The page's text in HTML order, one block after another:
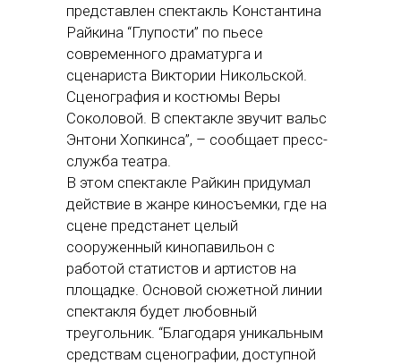
представлен спектакль Константина
Райкина “Глупости” по пьесе
современного драматурга и
сценариста Виктории Никольской.
Сценография и костюмы Веры
Соколовой. В спектакле звучит вальс
Энтони Хопкинса”, – сообщает пресс-
служба театра.
В этом спектакле Райкин придумал
действие в жанре киносъемки, где на
сцене предстанет целый
сооруженный кинопавильон с
работой статистов и артистов на
площадке. Основой сюжетной линии
спектакля будет любовный
треугольник. “Благодаря уникальным
средствам сценографии, доступной